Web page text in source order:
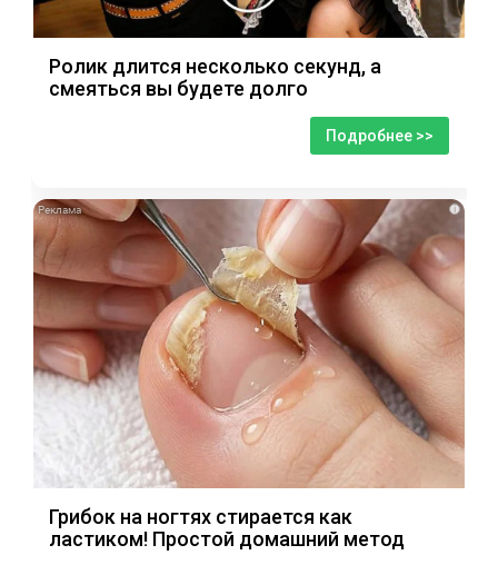
Ролик длится несколько секунд, а
смеяться вы будете долго
Подробнее >>
i
Грибок на ногтях стирается как
ластиком! Простой домашний метод